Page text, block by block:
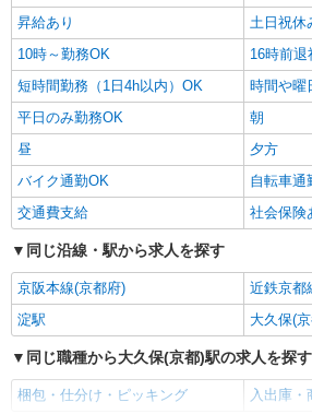
キープ
アルバイト パート
株式会社バイトレ（ADM817724）
手のひらサイズ中心◎
かんたん作業
時給1303円（就業先
京都府久世郡久御山町
キープ
アルバイト パート
株式会社バイトレ（ADM814859）
久しぶりのお仕事に｜
作業
時給1303円（就業先
京都府久世郡久御山町
昇給あり
土日祝休
10時～勤務OK
16時前退
短時間勤務（1日4h以内）OK
時間や曜
平日のみ勤務OK
朝
昼
夕方
バイク通勤OK
自転車通
交通費支給
社会保険
同じ沿線・駅から求人を探す
京阪本線(京都府)
近鉄京都
淀駅
大久保(
同じ職種から大久保(京都)駅の求人を探す
梱包・仕分け・ピッキング 入出庫・